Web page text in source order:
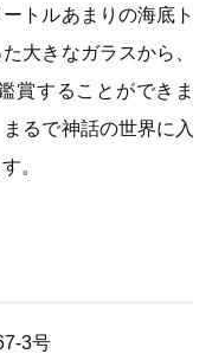
トルあまりの海底ト
大きなガラスから、
賞することができま
るで神話の世界に入
。
3号